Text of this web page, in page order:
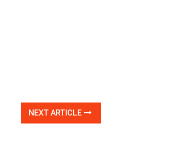
NEXT ARTICLE